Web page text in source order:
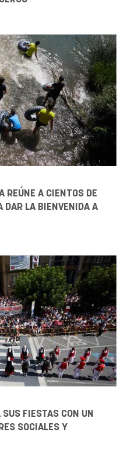
REÚNE A CIENTOS DE
DAR LA BIENVENIDA A
FIESTAS CON UN
SOCIALES Y